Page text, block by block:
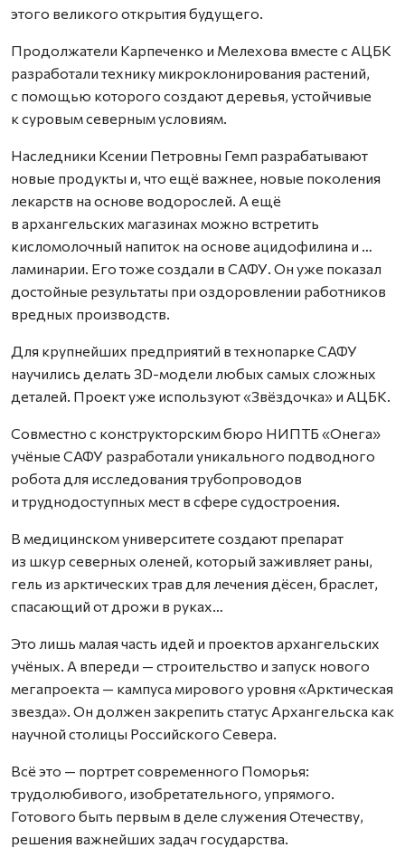
этого великого открытия будущего.
Продолжатели Карпеченко и Мелехова вместе с АЦБК
разработали технику микроклонирования растений,
с помощью которого создают деревья, устойчивые
к суровым северным условиям.
Наследники Ксении Петровны Гемп разрабатывают
новые продукты и, что ещё важнее, новые поколения
лекарств на основе водорослей. А ещё
в архангельских магазинах можно встретить
кисломолочный напиток на основе ацидофилина и …
ламинарии. Его тоже создали в САФУ. Он уже показал
достойные результаты при оздоровлении работников
вредных производств.
Для крупнейших предприятий в технопарке САФУ
научились делать 3D-модели любых самых сложных
деталей. Проект уже используют «Звёздочка» и АЦБК.
Совместно с конструкторским бюро НИПТБ «Онега»
учёные САФУ разработали уникального подводного
робота для исследования трубопроводов
и труднодоступных мест в сфере судостроения.
В медицинском университете создают препарат
из шкур северных оленей, который заживляет раны,
гель из арктических трав для лечения дёсен, браслет,
спасающий от дрожи в руках…
Это лишь малая часть идей и проектов архангельских
учёных. А впереди — строительство и запуск нового
мегапроекта — кампуса мирового уровня «Арктическая
звезда». Он должен закрепить статус Архангельска как
научной столицы Российского Севера.
Всё это — портрет современного Поморья:
трудолюбивого, изобретательного, упрямого.
Готового быть первым в деле служения Отечеству,
решения важнейших задач государства.